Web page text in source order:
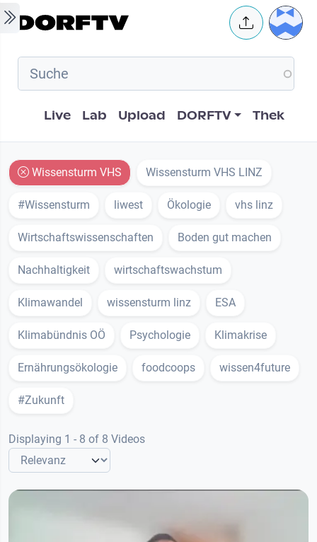
Skip to main content User
Hauptnavigation
Live Lab Upload DORFTV Thek
Wissensturm VHS Wissensturm VHS LINZ
#Wissensturm liwest Ökologie vhs linz
Wirtschaftswissenschaften Boden gut machen
Nachhaltigkeit wirtschaftswachstum
Klimawandel wissensturm linz ESA
Klimabündnis OÖ Psychologie Klimakrise
Ernährungsökologie foodcoops wissen4future
#Zukunft
Displaying 1 - 8 of 8 Videos